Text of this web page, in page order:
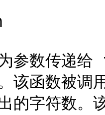
为参数传
该函数被调
的字符数。